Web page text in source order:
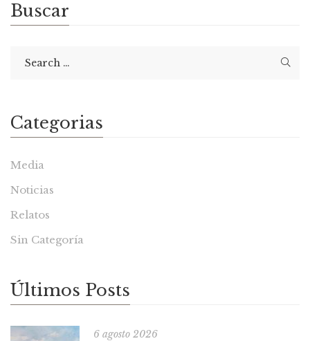
Buscar
Categorias
Media
Noticias
Relatos
Sin Categoría
Últimos Posts
6 agosto 2026